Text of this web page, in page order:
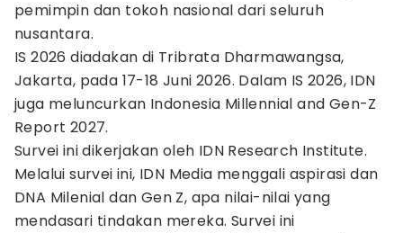
pemimpin dan tokoh nasional dari seluruh
nusantara.
IS 2026 diadakan di Tribrata Dharmawangsa,
Jakarta, pada 17-18 Juni 2026. Dalam IS 2026, IDN
juga meluncurkan Indonesia Millennial and Gen-Z
Report 2027.
Survei ini dikerjakan oleh IDN Research Institute.
Melalui survei ini, IDN Media menggali aspirasi dan
DNA Milenial dan Gen Z, apa nilai-nilai yang
mendasari tindakan mereka. Survei ini